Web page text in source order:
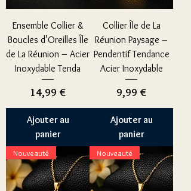
Ensemble Collier &
Boucles d’Oreilles Île
de La Réunion – Acier
Inoxydable Tenda
Prix
14,99 €
Ajouter au
panier
Collier Île de La
Réunion Paysage –
Pendentif Tendance
Acier Inoxydable
Prix
9,99 €
Ajouter au
panier
Nouveauté Nouveauté